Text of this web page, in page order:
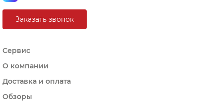
Заказать звонок
Сервис
О компании
Доставка и оплата
Обзоры